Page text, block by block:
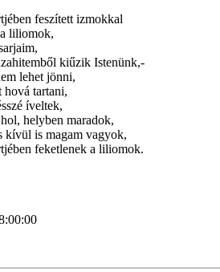
feszített izmokkal
liliomok,
kiűzik Istenünk,-
lehet jönni,
hová tartani,
íveltek,
helyben maradok,
kívül is magam vagyok,
feketlenek a liliomok.